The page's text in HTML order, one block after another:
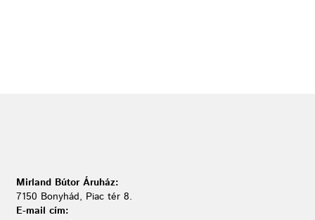
Mirland Bútor Áruház:
7150 Bonyhád, Piac tér 8.
E-mail cím: